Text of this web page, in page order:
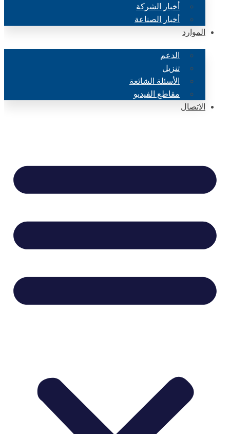
أخبار الشركة
أخبار الصناعة
الموارد
الدعم
تنزيل
الأسئلة الشائعة
مقاطع الفيديو
الاتصال